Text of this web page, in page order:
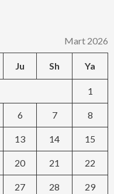
Mart 2026
Ju Sh Ya
1
6 7 8
13 14 15
20 21 22
27 28 29